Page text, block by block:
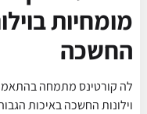
מומחיות
החשכה
לה קורטינס מתמחה
וילונות החשכה באיכות